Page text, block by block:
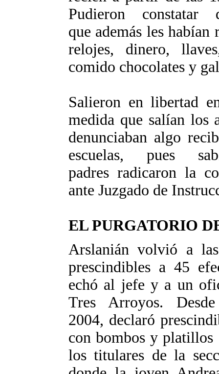
Pudieron constatar
que además les
relojes, dinero,
comido chocolates y
Salieron en libertad
medida que salían los
denunciaban algo
escuelas, pues
padres radicaron la
ante Juzgado de
EL PURGATORIO
Arslanián volvió a
prescindibles a 45
echó al jefe y a un
Tres Arroyos.
2004, declaró
con bombos y platillos
los titulares de la